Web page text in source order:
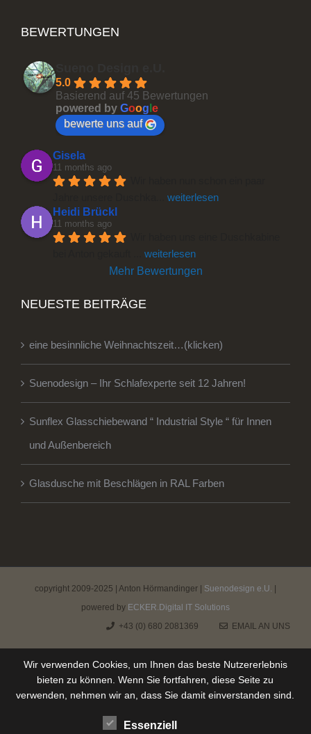
BEWERTUNGEN
5.0
Basierend auf 45 Bewertungen
powered by Goog e
bewerte uns auf
Gisela
11 months ago
weiterlesen
Heidi Brückl
11 months ago
weiterlesen
Mehr Bewertungen
NEUESTE BEITRÄGE
eine besinnliche Weihnachtszeit…(klicken)
Suenodesign – Ihr Schlafexperte seit 12 Jahren!
Sunflex Glasschiebewand “ Industrial Style “ für Innen
und Außenbereich
Glasdusche mit Beschlägen in RAL Farben
copyright 2009-2025 | Anton Hörmandinger | Suenodesign e.U.
powered by ECKER.Digital IT Solutions
+43 (0) 680 2081369
EMAIL AN UNS
Wir verwenden Cookies, um Ihnen das beste Nutzererlebnis
bieten zu können. Wenn Sie fortfahren, diese Seite zu
verwenden, nehmen wir an, dass Sie damit einverstanden sind.
Essenziell